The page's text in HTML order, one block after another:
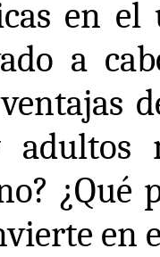
en
a
adultos
¿Qué
en